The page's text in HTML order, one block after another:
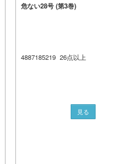
危ない28号 (第3巻)
4887185219 26点以上
見る